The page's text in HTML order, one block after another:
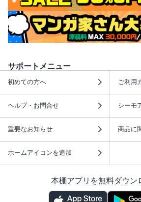
サポートメニュー
初めての方へ ご利用
ヘルプ・お問合せ シーモ
重要なお知らせ 商品に
ホームアイコンを追加
本棚アプリを無料ダウン